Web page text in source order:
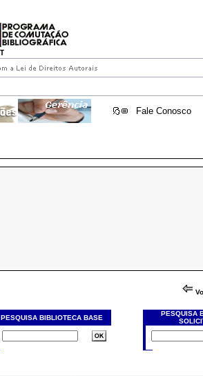
Fale Conosco
PESQUISA BIBLIOTECA BASE
PESQUISA